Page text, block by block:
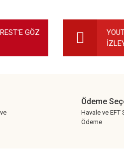
GÖZ
Ödeme
Havale ve EFT
Ödeme